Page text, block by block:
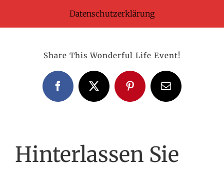
Share This Wonderful Life Event!
FacebookX PinterestE-
Mail
Hinterlassen Sie
Datenschutzerklärung